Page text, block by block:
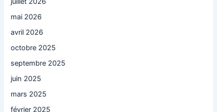
mai 2026
avril 2026
octobre 2025
septembre 2025
juin 2025
mars 2025
février 2025